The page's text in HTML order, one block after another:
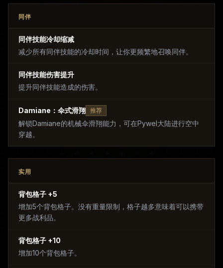
同伴
同伴技能冷却缩减
减少所有同伴技能的冷却时间，让你更频繁地召唤同伴。
同伴技能伤害提升
提升同伴技能造成的伤害。
Damiane：伞式滑翔 推荐
解锁Damiane的机械伞滑翔能力，可在Pywel大陆进行空中
穿越。
实用
背包格子 +5
增加5个背包格子。没有重量限制，格子越多意味着可以携带
更多战利品。
背包格子 +10
增加10个背包格子。